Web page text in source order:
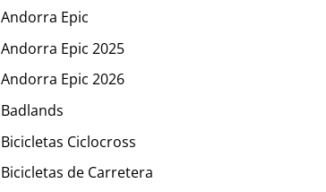
Andorra Epic
Andorra Epic 2025
Andorra Epic 2026
Badlands
Bicicletas Ciclocross
Bicicletas de Carretera